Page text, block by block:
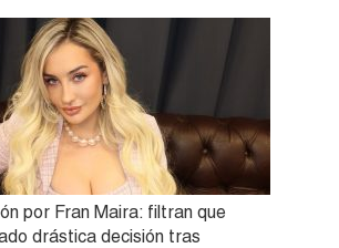
por Fran Maira: filtran que
drástica decisión tras